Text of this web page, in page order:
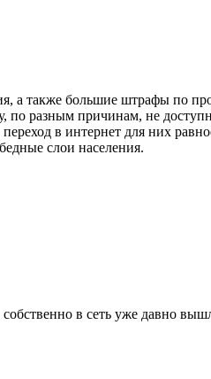
а также большие штрафы по
по разным причинам, не
в интернет для них
слои населения.
в сеть уже давно